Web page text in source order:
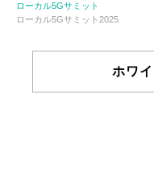
ローカル5Gサミット
ローカル5Gサミット2025
ホワ